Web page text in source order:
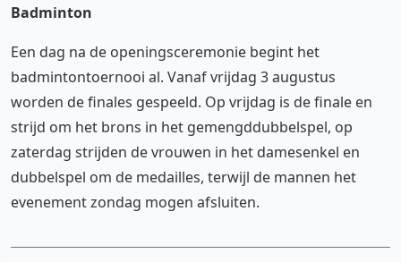
Badminton
Een dag na de openingsceremonie begint het
badmintontoernooi al. Vanaf vrijdag 3 augustus
worden de finales gespeeld. Op vrijdag is de finale en
strijd om het brons in het gemengddubbelspel, op
zaterdag strijden de vrouwen in het damesenkel en
dubbelspel om de medailles, terwijl de mannen het
evenement zondag mogen afsluiten.